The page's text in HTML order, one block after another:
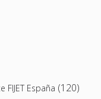
FIJET España (120)